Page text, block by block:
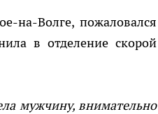
на-Волге, пожаловался
в отделение скорой
мужчину, внимательно